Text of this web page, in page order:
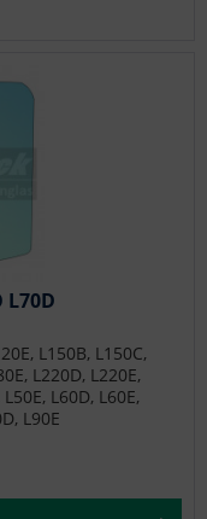
L70D
L150B, L150C,
L220D, L220E,
L60D, L60E,
L90E